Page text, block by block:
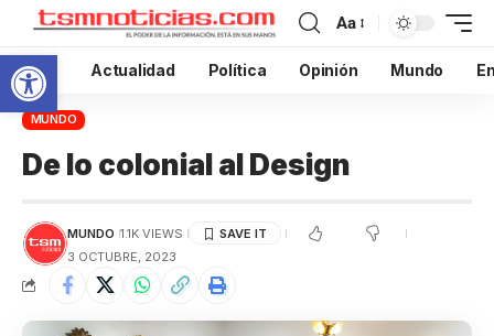
Abrir barra de herramientas
Aa
Inicio Actualidad Política Opinión Mundo
MUNDO
De lo colonial al Design
MUNDO 1.1K VIEWS
3 OCTUBRE, 2023